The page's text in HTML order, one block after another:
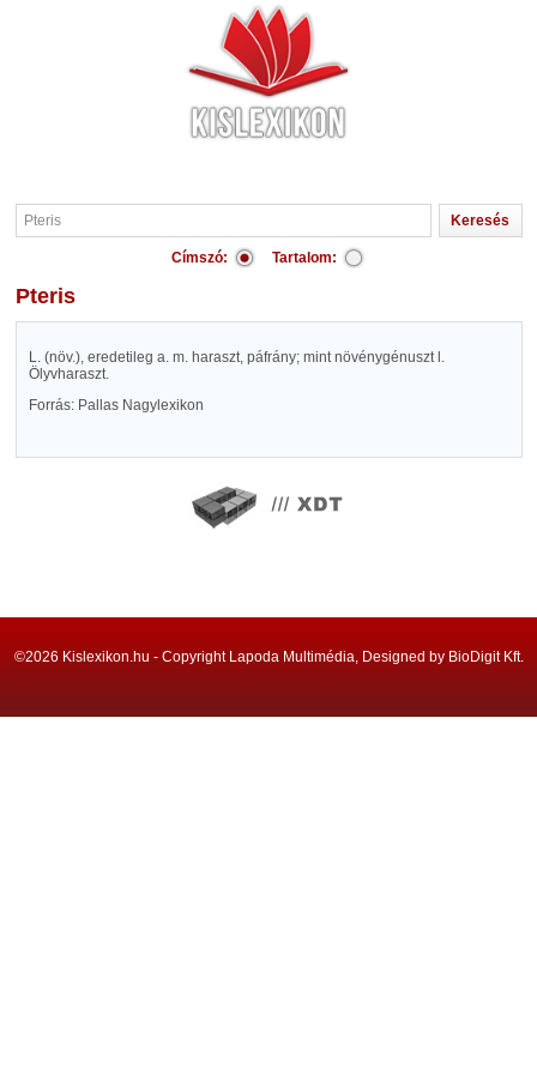
Címszó: Tartalom:
Pteris
L. (növ.), eredetileg a. m. haraszt, páfrány; mint növénygénuszt l.
Ölyvharaszt.
Forrás: Pallas Nagylexikon
©2026 Kislexikon.hu - Copyright Lapoda Multimédia, Designed by BioDigit Kft.